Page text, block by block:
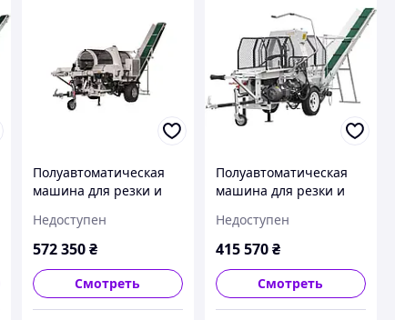
Полуавтоматическая
машина для резки и
SSA500GH-PRO/RS
Недоступен
572 350 ₴
Смотреть
Полуавтоматическая
машина для резки и
SSA500E
Недоступен
415 570₴
Смотреть